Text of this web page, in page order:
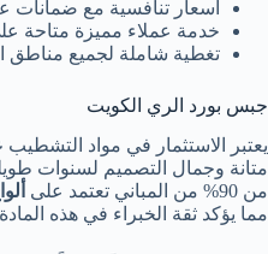
أسعار تنافسية مع ضمانات
خدمة عملاء مميزة متاحة
تغطية شاملة لجميع مناطق
جبس بورد الري الكويت
يعتبر الاستثمار في مواد التشطيب
متانة وجمال التصميم لسنوات
من 90% من المباني تعتمد على
مما يؤكد ثقة الخبراء في هذه